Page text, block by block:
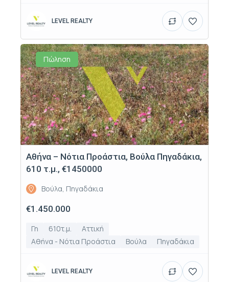
LEVEL REALTY
Πώληση
Αθήνα – Νότια Προάστια, Βούλα Πηγαδάκια,
610 τ.μ., €1450000
Βούλα, Πηγαδάκια
€1.450.000
Γη 610τ.μ.
Αττική
Αθήνα - Νότια Προάστια
Βούλα Πηγαδάκια
LEVEL REALTY